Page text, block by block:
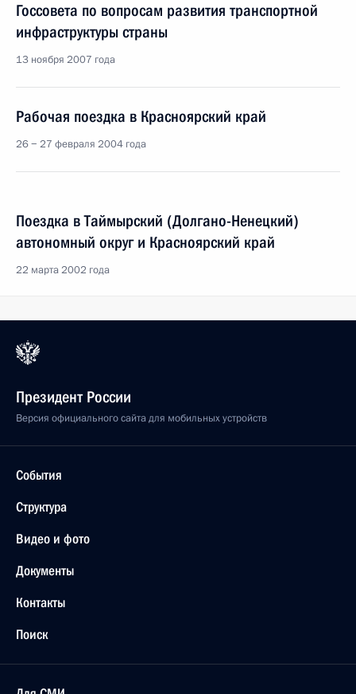
Госсовета по вопросам развития транспортной
инфраструктуры страны
13 ноября 2007 года
Рабочая поездка в Красноярский край
26 − 27 февраля 2004 года
Поездка в Таймырский (Долгано-Ненецкий)
автономный округ и Красноярский край
22 марта 2002 года
Президент России
Версия официального сайта для мобильных устройств
События
Структура
Видео и фото
Документы
Контакты
Поиск